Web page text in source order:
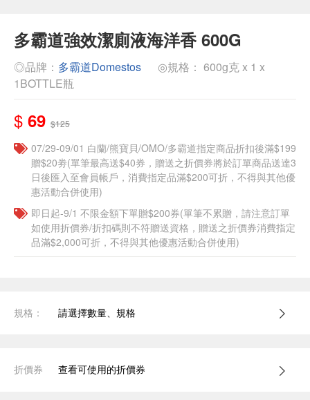
多霸道強效潔廁液海洋香 600G
◎品牌： 多霸道Domestos
◎規格： 600g克 x 1 x
1BOTTLE瓶
$ 69 $125
07/29-09/01 白蘭/熊寶貝/OMO/多霸道指定商品折扣後滿$199
贈$20劵(單筆最高送$40券，贈送之折價券將於訂單商品送達3
日後匯入至會員帳戶，消費指定品滿$200可折，不得與其他優
惠活動合併使用)
即日起-9/1 不限金額下單贈$200券(單筆不累贈，請注意訂單
如使用折價券/折扣碼則不符贈送資格，贈送之折價券消費指定
品滿$2,000可折，不得與其他優惠活動合併使用)
規格： 請選擇數量、規格
折價券 查看可使用的折價券